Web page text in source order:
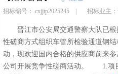
招标编号： cxjjtp2025245 招标业主
晋江市公安局交通警察大队已根
性磋商方式组织车管所检验通道钢
动，现欢迎国内合格的供应商前来
公司开展竞争性磋商活动。 1.项